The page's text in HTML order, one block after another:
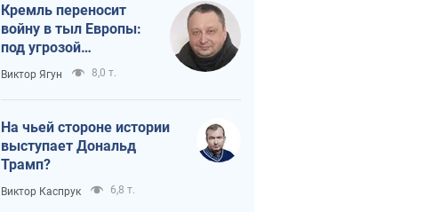
Кремль переносит
войну в тыл Европы:
под угрозой
критическая
логистика
Виктор Ягун 8,0 т.
На чьей стороне истории
выступает Дональд
Трамп?
Виктор Каспрук 6,8 т.